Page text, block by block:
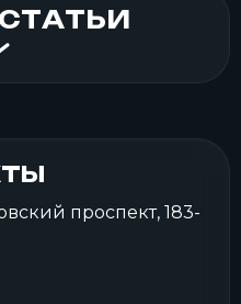
проспект, 183-